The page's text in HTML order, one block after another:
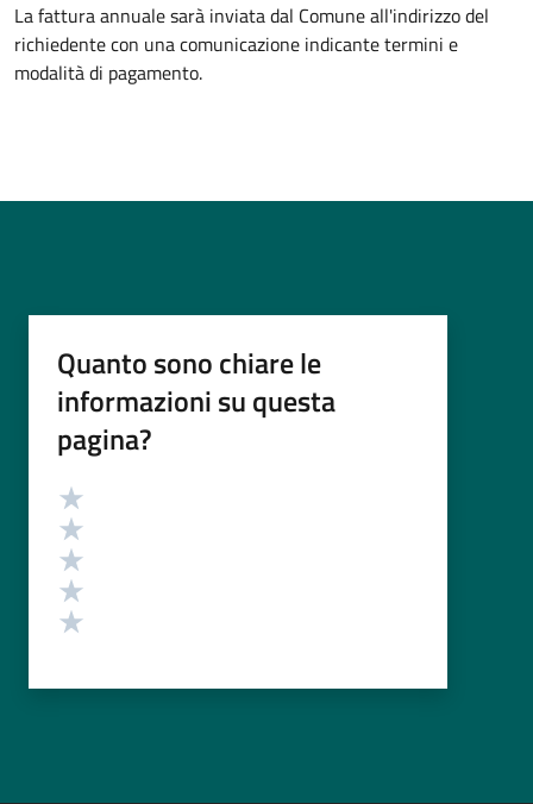
La fattura annuale sarà inviata dal Comune all'indirizzo del
richiedente con una comunicazione indicante termini e
modalità di pagamento.
Quanto sono chiare le
informazioni su questa
pagina?
Valutazione